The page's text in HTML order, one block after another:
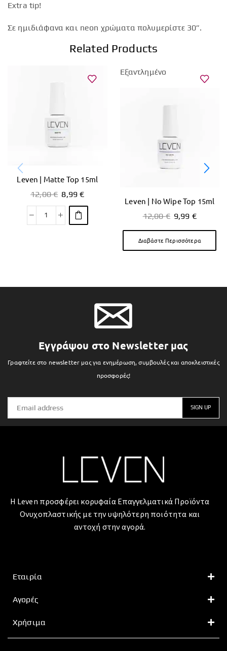
Extra tip!
Σε ημιδιάφανα και neon χρώματα πολυμερίστε 30”.
Related Products
Leven | Matte Top 15ml
12,00€ 8,99€
Εξαντλημένο
Leven | No Wipe Top 15ml
12,00€ 9,99 €
Διαβάστε Περισσότερα
Εγγράψου στο Newsletter μας
Γραφτείτε στο newsletter μας για ενημέρωση, συμβουλές και αποκλειστικές
προσφορές!
Η Leven προσφέρει κορυφαία Επαγγελματικά Προϊόντα
Ονυχοπλαστικής με την υψηλότερη ποιότητα και
αντοχή στην αγορά.
Εταιρία
Αγορές
Χρήσιμα